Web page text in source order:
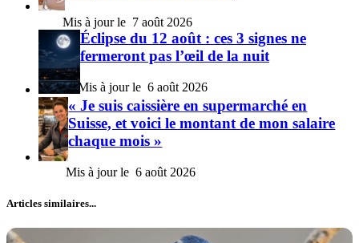
7 août 2026
Éclipse du 12 août : ces 3 signes ne
fermeront pas l’œil de la nuit
6 août 2026
« Je suis caissière en supermarché en
Suisse, et voici le montant de mon salaire
chaque mois »
6 août 2026
Articles similaires...